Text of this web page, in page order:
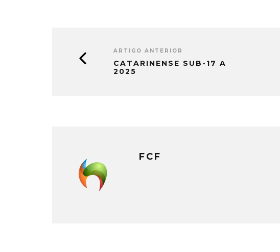
ARTIGO ANTERIOR
CATARINENSE SUB-17 A
2025
FCF